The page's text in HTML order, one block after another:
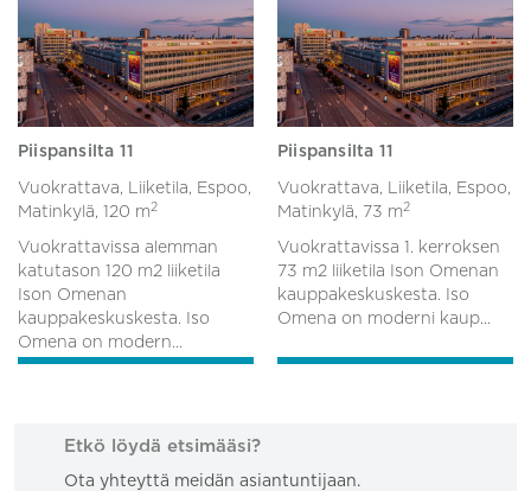
Piispansilta 11
Vuokrattava, Liiketila, Espoo,
Matinkylä, 120 m 2
Vuokrattavissa alemman
katutason 120 m2 liiketila
Ison Omenan
kauppakeskuskesta. Iso
Omena on modern...
Piispansilta 11
Vuokrattava, Liiketila, Espoo,
Matinkylä, 73 m 2
Vuokrattavissa 1. kerroksen
73 m2 liiketila Ison Omenan
kauppakeskuskesta. Iso
Omena on moderni kaup...
Etkö löydä etsimääsi?
Ota yhteyttä meidän asiantuntijaan.